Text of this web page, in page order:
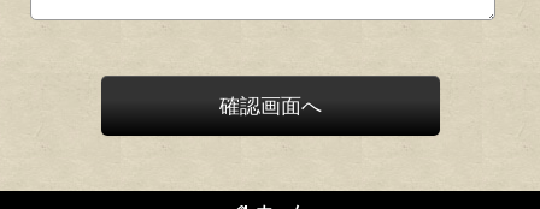
確認画面へ